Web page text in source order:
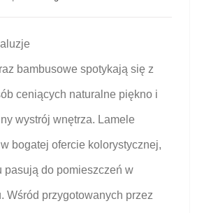
bambusowe spotykają się z
ceniących naturalne piękno i
wystrój wnętrza. Lamele
bogatej ofercie kolorystycznej,
pasują do pomieszczeń w
Wśród przygotowanych przez